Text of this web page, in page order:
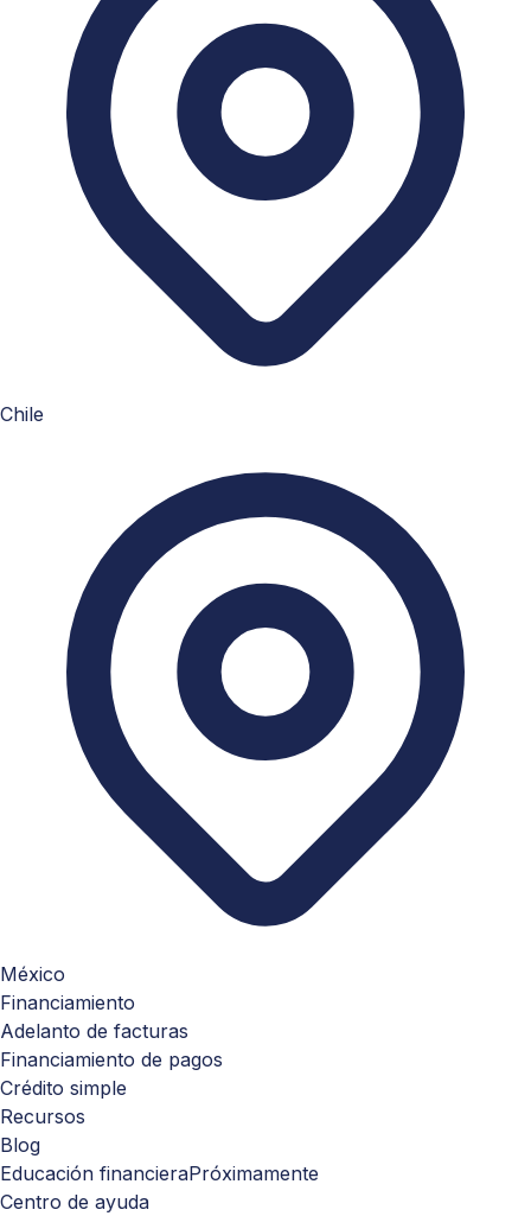
Chile
México
Financiamiento
Adelanto de facturas
Financiamiento de pagos
Crédito simple
Recursos
Blog
Educación financieraPróximamente
Centro de ayuda